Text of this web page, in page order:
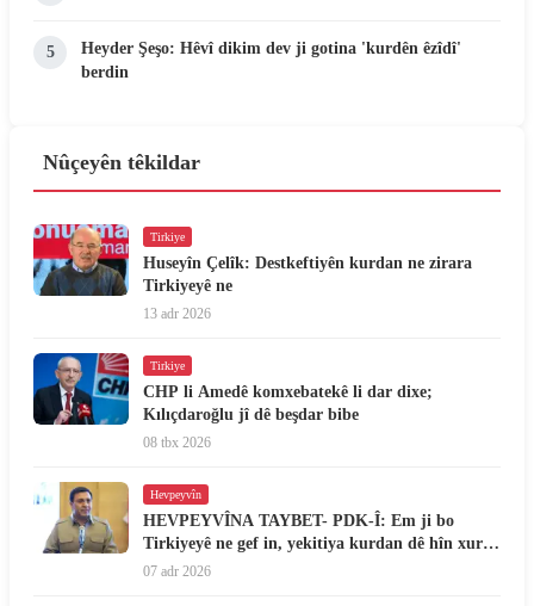
5
Heyder Şeşo: Hêvî dikim dev ji gotina 'kurdên êzîdî'
berdin
Nûçeyên têkildar
Tirkiye
Huseyîn Çelîk: Destkeftiyên kurdan ne zirara
Tirkiyeyê ne
13 adr 2026
Tirkiye
CHP li Amedê komxebatekê li dar dixe;
Kılıçdaroğlu jî dê beşdar bibe
08 tbx 2026
Hevpeyvîn
HEVPEYVÎNA TAYBET- PDK-Î: Em ji bo
Tirkiyeyê ne gef in, yekitiya kurdan dê hîn xurt
bibe
07 adr 2026